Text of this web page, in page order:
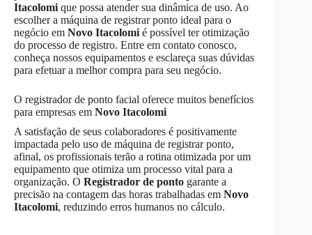
Itacolomi que possa atender sua dinâmica de uso. Ao
escolher a máquina de registrar ponto ideal para o
negócio em Novo Itacolomi é possível ter otimização
do processo de registro. Entre em contato conosco,
conheça nossos equipamentos e esclareça suas dúvidas
para efetuar a melhor compra para seu negócio.
O registrador de ponto facial oferece muitos benefícios
para empresas em Novo Itacolomi
A satisfação de seus colaboradores é positivamente
impactada pelo uso de máquina de registrar ponto,
afinal, os profissionais terão a rotina otimizada por um
equipamento que otimiza um processo vital para a
organização. O Registrador de ponto garante a
precisão na contagem das horas trabalhadas em Novo
Itacolomi, reduzindo erros humanos no cálculo.